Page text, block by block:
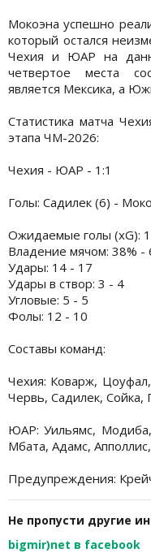
Мокоэна успешно
который остался
Чехия и ЮАР на
четвертое места
является Мексика, а
Статистика матча
этапа ЧМ-2026:
Чехия - ЮАР - 1:1
Голы: Садилек (6) -
Ожидаемые голы (xG):
Владение мячом: 38% -
Удары: 14 - 17
Удары в створ: 3 - 4
Угловые: 5 - 5
Фолы: 12 - 10
Составы команд:
Чехия: Коварж,
Червь, Садилек, Сойка,
ЮАР: Уильямс,
Мбата, Адамс,
Предупреждения:
Не пропусти другие
bigmir)net в facebook